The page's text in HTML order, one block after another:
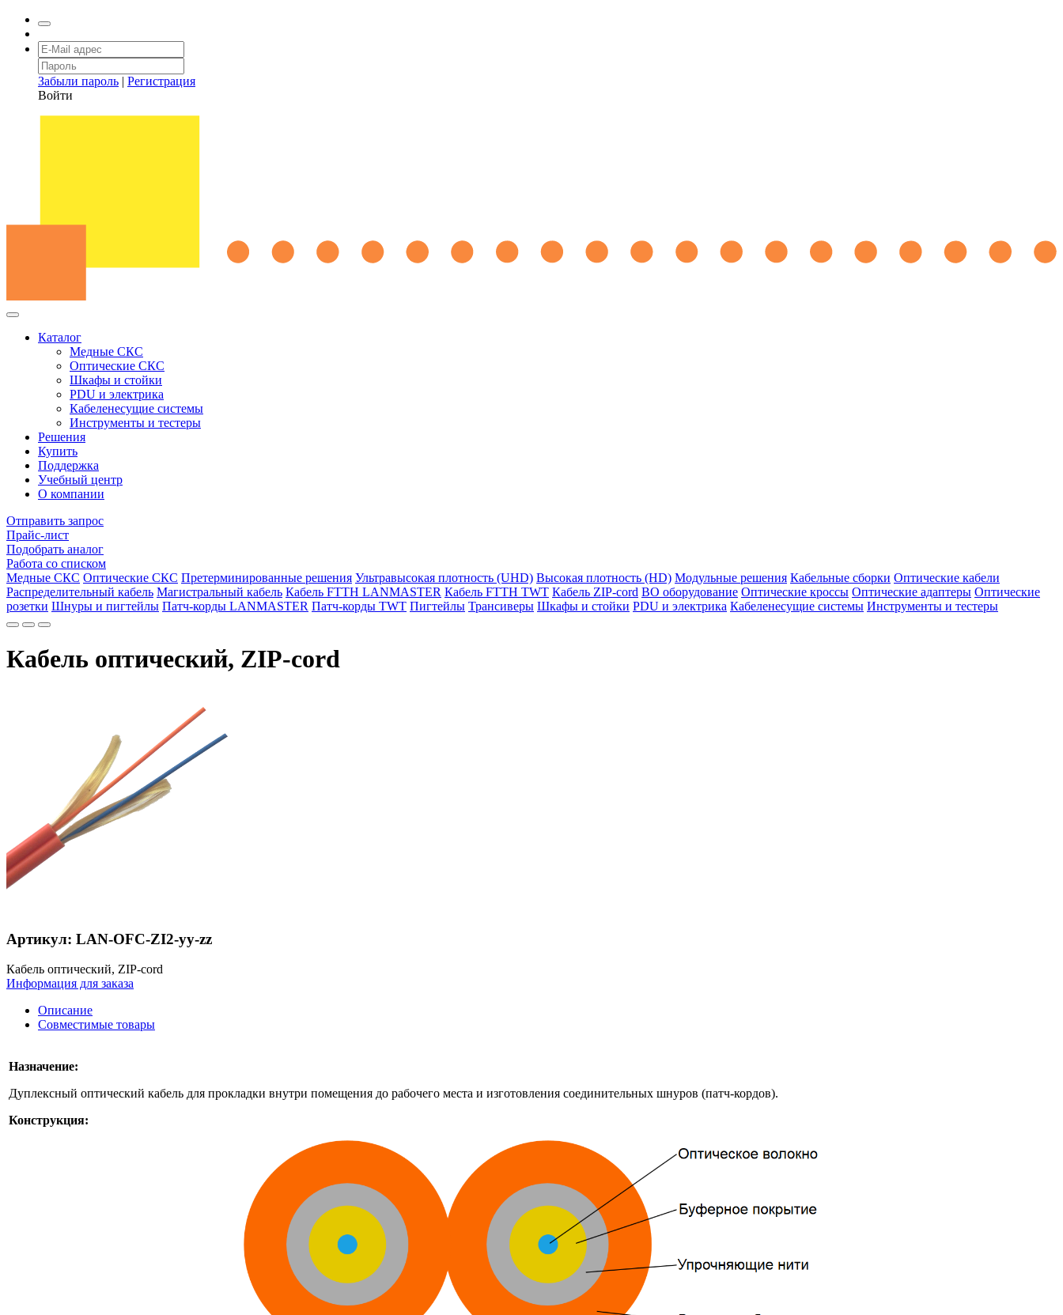
Забыли пароль | Регистрация
Войти
Каталог
Медные СКС
Оптические СКС
Шкафы и стойки
PDU и электрика
Кабеленесущие системы
Инструменты и тестеры
Решения
Купить
Поддержка
Учебный центр
О компании
Отправить запрос
Прайс-лист
Подобрать аналог
Работа со списком
Медные СКС Оптические СКС Претерминированные решения Ультравысокая плотность (UHD) Высокая плотность (HD) Модульные решения Кабельные сборки Оптические кабели
Распределительный кабель Магистральный кабель Кабель FTTH LANMASTER Кабель FTTH TWT Кабель ZIP-cord ВО оборудование Оптические кроссы Оптические адаптеры Оптические
розетки Шнуры и пигтейлы Патч-корды LANMASTER Патч-корды TWT Пигтейлы Трансиверы Шкафы и стойки PDU и электрика Кабеленесущие системы Инструменты и тестеры
Кабель оптический, ZIP-cord
Артикул: LAN-OFC-ZI2-yy-zz
Кабель оптический, ZIP-cord
Информация для заказа
Описание
Совместимые товары
Назначение:
Дуплексный оптический кабель для прокладки внутри помещения до рабочего места и изготовления соединительных шнуров (патч-кордов).
Конструкция: